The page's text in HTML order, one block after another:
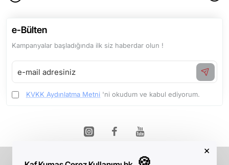
×
e-Bülten
Kampanyalar başladığında ilk siz haberdar olun !
e-
mail
adresiniz
KVKK Aydınlatma Metni 'ni okudum ve kabul ediyorum.